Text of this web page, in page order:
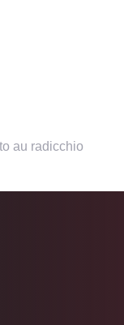
au radicchio